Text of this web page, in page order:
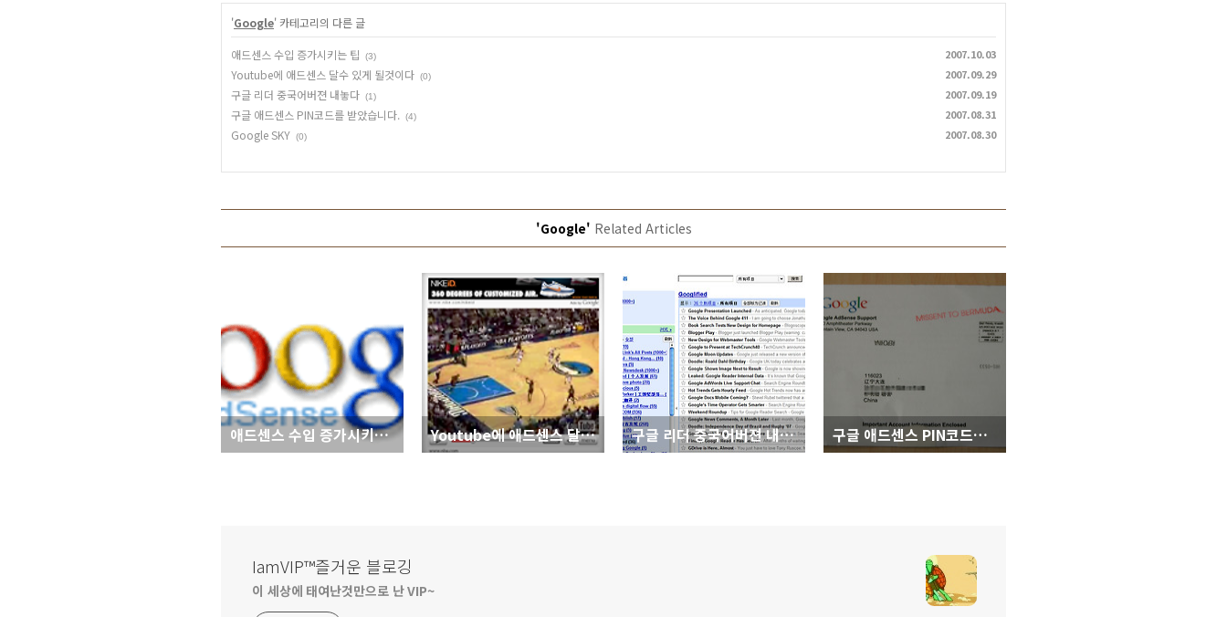
'Google' 카테고리의 다른 글
애드센스 수입 증가시키는 팁 (3) 2007.10.03
Youtube에 애드센스 달수 있게 될것이다 (0) 2007.09.29
구글 리더 중국어버젼 내놓다 (1) 2007.09.19
구글 애드센스 PIN코드를 받았습니다. (4) 2007.08.31
Google SKY (0) 2007.08.30
'Google' Related Articles
애드센스 수입 증가시키는 팁 Youtube에 애드센스 달수 있게 될것이다 구글 리더 중국어버젼 내놓다 구글 애드센스 PIN코드를 받았습니다.
IamVIP™즐거운 블로깅
이 세상에 태여난것만으로 난 VIP~